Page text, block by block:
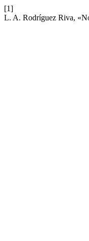
[1]
L. A. Rodríguez Riva,